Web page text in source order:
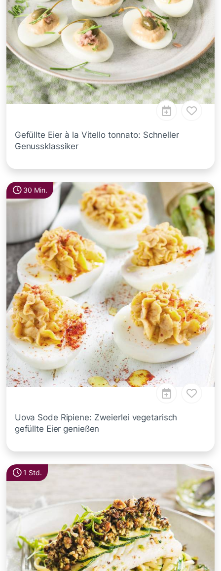
Gefüllte Eier à la Vitello tonnato: Schneller
Genussklassiker
30 Min.
Uova Sode Ripiene: Zweierlei vegetarisch
gefüllte Eier genießen
1 Std.